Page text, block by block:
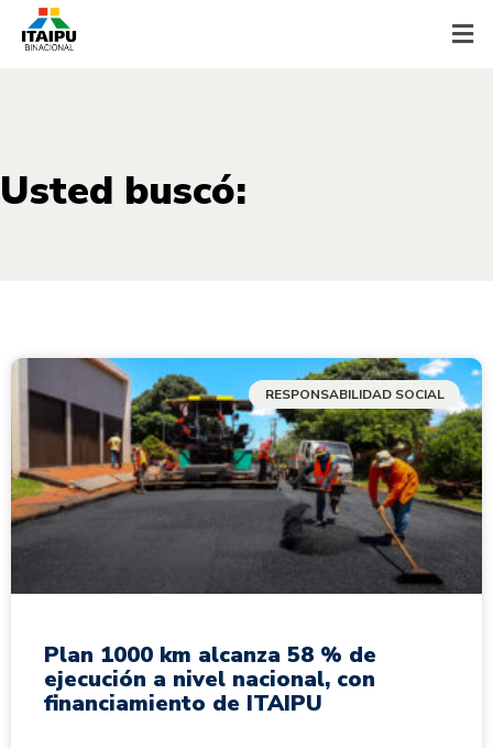
Usted buscó:
RESPONSABILIDAD SOCIAL
Plan 1000 km alcanza 58 % de
ejecución a nivel nacional, con
financiamiento de ITAIPU